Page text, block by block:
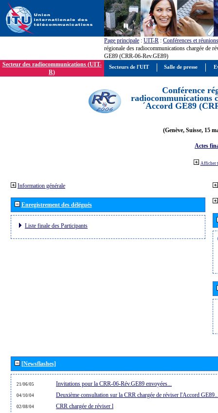
Page principale : UIT-R : Conférences et réunions
régionale des radiocommunications chargée de
GE89 (CRR-06-Rev.GE89)
Secteur des radiocommunications (UIT-
R)
Conférence
radiocommunications
´Accord GE89
(Genève, Suisse, 15
Actes
Afficher
Information générale
Enregistrement des délégués
Liste finale des Participants
[Newsflashes]
21/06/05 Invitations pour la CRR-06-Rév.GE89 envoyées...
04/10/04 Deuxième consultation sur la CRR chargée de réviser l'Accord
02/08/04 CRR chargée de réviser l
Secteurs de l'UIT Salle de presse